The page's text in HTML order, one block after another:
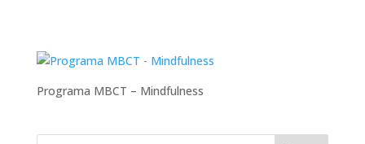
Programa MBCT – Mindfulness